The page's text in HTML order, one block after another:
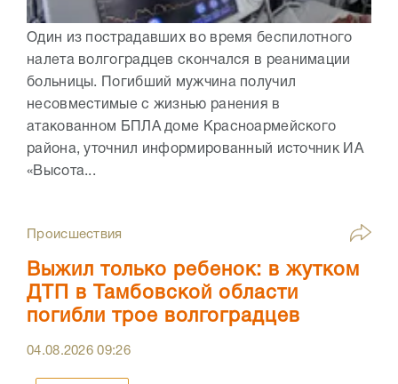
Один из пострадавших во время беспилотного
налета волгоградцев скончался в реанимации
больницы. Погибший мужчина получил
несовместимые с жизнью ранения в
атакованном БПЛА доме Красноармейского
района, уточнил информированный источник ИА
«Высота...
Происшествия
Выжил только ребенок: в жутком
ДТП в Тамбовской области
погибли трое волгоградцев
04.08.202609:26